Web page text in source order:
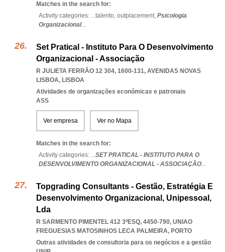
Matches in the search for:
Activity categories: ...talento, outplacement, Psicologia
Organizacional...
Set Pratical - Instituto Para O Desenvolvimento
Organizacional - Associação
R JULIETA FERRÃO 12 304, 1600-131, AVENIDAS NOVAS
LISBOA, LISBOA
Atividades de organizações económicas e patronais
ASS
Ver empresa Ver no Mapa
Matches in the search for:
Activity categories: ...SET PRATICAL - INSTITUTO PARA O
DESENVOLVIMENTO ORGANIZACIONAL - ASSOCIAÇÃO...
Topgrading Consultants - Gestão, Estratégia E
Desenvolvimento Organizacional, Unipessoal,
Lda
R SARMENTO PIMENTEL 412 3ºESQ, 4450-790, UNIAO
FREGUESIAS MATOSINHOS LECA PALMEIRA, PORTO
Outras atividades de consultoria para os negócios e a gestão